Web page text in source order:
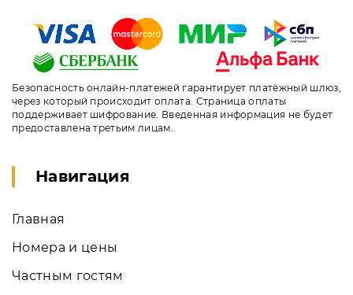
Безопасность онлайн-платежей гарантирует платёжный шлюз,
через который происходит оплата. Страница оплаты
поддерживает шифрование. Введенная информация не будет
предоставлена третьим лицам.
Навигация
Главная
Номера и цены
Частным гостям